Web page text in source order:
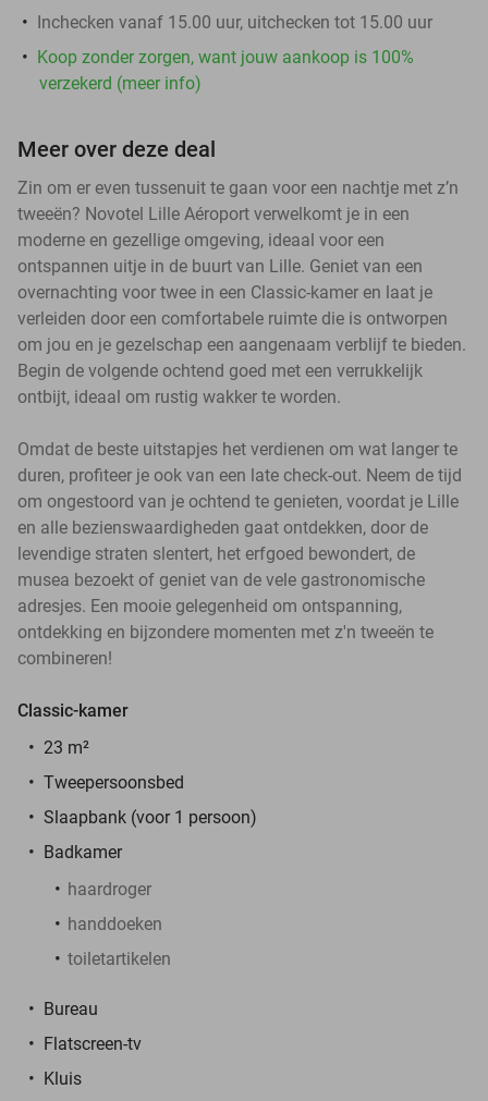
Inchecken vanaf 15.00 uur, uitchecken tot 15.00 uur
Koop zonder zorgen, want jouw aankoop is 100%
verzekerd (meer info)
Meer over deze deal
Zin om er even tussenuit te gaan voor een nachtje met z’n
tweeën? Novotel Lille Aéroport verwelkomt je in een
moderne en gezellige omgeving, ideaal voor een
ontspannen uitje in de buurt van Lille. Geniet van een
overnachting voor twee in een Classic-kamer en laat je
verleiden door een comfortabele ruimte die is ontworpen
om jou en je gezelschap een aangenaam verblijf te bieden.
Begin de volgende ochtend goed met een verrukkelijk
ontbijt, ideaal om rustig wakker te worden.
Omdat de beste uitstapjes het verdienen om wat langer te
duren, profiteer je ook van een late check-out. Neem de tijd
om ongestoord van je ochtend te genieten, voordat je Lille
en alle bezienswaardigheden gaat ontdekken, door de
levendige straten slentert, het erfgoed bewondert, de
musea bezoekt of geniet van de vele gastronomische
adresjes. Een mooie gelegenheid om ontspanning,
ontdekking en bijzondere momenten met z'n tweeën te
combineren!
Classic-kamer
23 m²
Tweepersoonsbed
Slaapbank (voor 1 persoon)
Badkamer
haardroger
handdoeken
toiletartikelen
Bureau
Flatscreen-tv
Kluis